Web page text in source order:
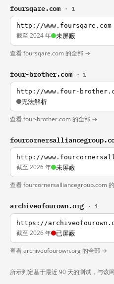
foursqare.com · 1
http://www.foursqare.com
截至 2024 年 未屏蔽
查看 foursqare.com 的全部 →
four-brother.com · 1
http://www.four-
无法解析
查看 four-brother.com 的全部 →
http://
截至 2026 年 未屏蔽
查看 fourcornersalliancegroup.com
archiveofourown.org · 1
https://
截至 2026 年 已屏蔽
查看 archiveofourown.org 的全部 →
所示判定基于最近 90 天的测试，与该